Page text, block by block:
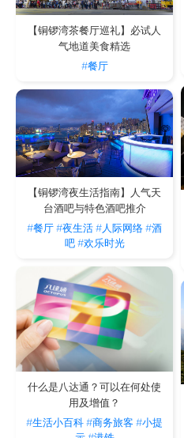
【铜锣湾茶餐厅巡礼】必试人
气地道美食精选
#餐厅
【铜锣湾夜生活指南】人气天
台酒吧与特色酒吧推介
#餐厅#夜生活#人际网络#酒
吧 #欢乐时光
什么是八达通？可以在何处使
用及增值？
#生活小百科#商务旅客 #小提